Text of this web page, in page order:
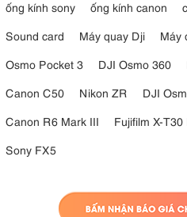
ống kính sony
ống kính canon
Sound card
Máy quay Dji Máy
Osmo Pocket 3
DJI Osmo 360
Canon C50
Nikon ZR DJI
Canon R6 Mark III
Fujifilm X-T30
Sony FX5